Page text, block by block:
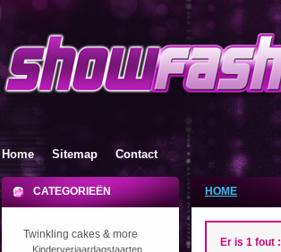
Home Sitemap Contact
CATEGORIEËN
Twinkling cakes & more
Kinderverjaardagstaarten
HOME
Er is 1 fout :